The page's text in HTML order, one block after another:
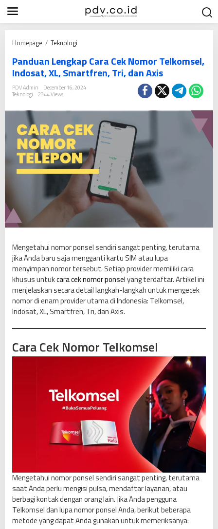
i
Homepage / Teknologi
n
d
u
e
g
k
a
r
e
k
N
o
m
o
r
e
k
e
l
n
d
s
a
t
,
X
L
Panduan Lengkap Cara Cek Nomor Telkomsel,
Indosat, XL, Smartfren, Tri, dan Axis
PDV Admin
December 16, 2024
Teknologi
2344 Views
Mengetahui nomor ponsel sendiri sangat penting, terutama
jika Anda baru saja mengganti kartu SIM atau lupa
menyimpan nomor tersebut. Setiap provider memiliki cara
khusus untukcara cek nomor ponselyang terdaftar. Artikel ini
menjelaskan secara detail langkah-langkah untuk mengecek
nomor di enam provider utama di Indonesia: Telkomsel,
Indosat, XL, Smartfren, Tri, dan Axis.
Cara Cek Nomor Telkomsel
Mengetahui nomor ponsel sendiri sangat penting, terutama
saat Anda perlu mengisi pulsa, mendaftar layanan, atau
berbagi kontak dengan orang lain. Jika Anda pengguna
Telkomsel dan lupa nomor ponsel Anda, berikut beberapa
metode yang dapat Anda gunakan untuk memeriksanya: